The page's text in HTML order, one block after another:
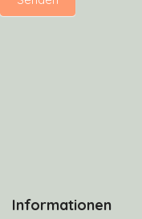
Informationen